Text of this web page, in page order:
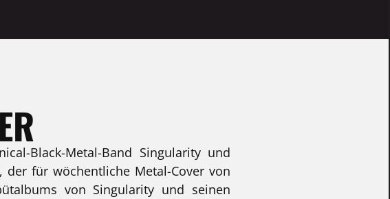
Black-Metal-Band Singularity und
der für wöchentliche Metal-Cover von
von Singularity und seinen